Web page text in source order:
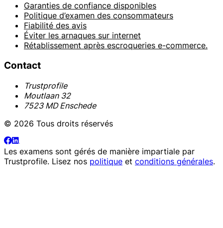
Garanties de confiance disponibles
Politique d’examen des consommateurs
Fiabilité des avis
Éviter les arnaques sur internet
Rétablissement après escroqueries e-commerce.
Contact
Trustprofile
Moutlaan 32
7523 MD Enschede
© 2026 Tous droits réservés
Les examens sont gérés de manière impartiale par
Trustprofile. Lisez nos politique et conditions générales.